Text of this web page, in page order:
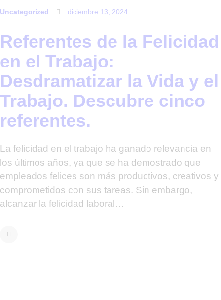
Uncategorized diciembre 13, 2024
Referentes de la Felicidad
en el Trabajo:
Desdramatizar la Vida y el
Trabajo. Descubre cinco
referentes.
La felicidad en el trabajo ha ganado relevancia en
los últimos años, ya que se ha demostrado que
empleados felices son más productivos, creativos y
comprometidos con sus tareas. Sin embargo,
alcanzar la felicidad laboral…